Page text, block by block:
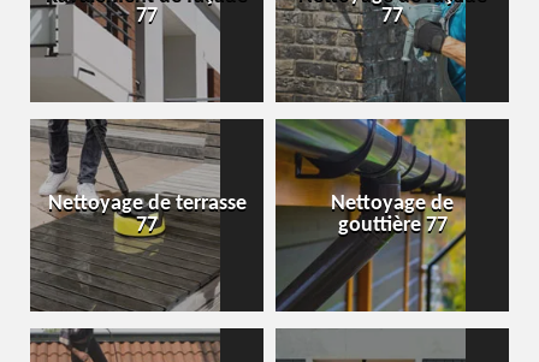
77
77
Nettoyage de terrasse
77
Nettoyage de
gouttière 77